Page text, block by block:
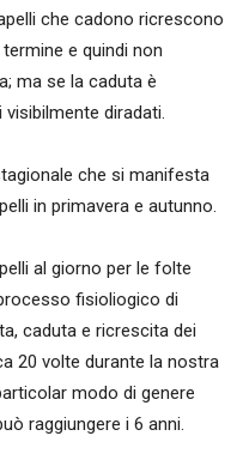
che cadono ricrescono
e quindi non
ma se la caduta è
diradati.
che si manifesta
in primavera e autunno.
al giorno per le folte
fisioliogico di
caduta e ricrescita dei
20 volte durante la nostra
modo di genere
raggiungere i 6 anni.